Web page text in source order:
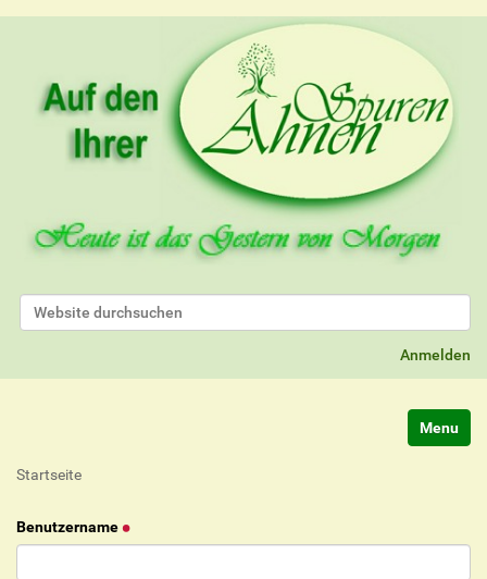
Website durchsuchen
Anmelden
Startseite
Benutzername